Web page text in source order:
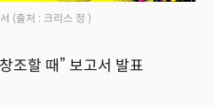
(출처 : 크리스 정 )
조할 때” 보고서 발표